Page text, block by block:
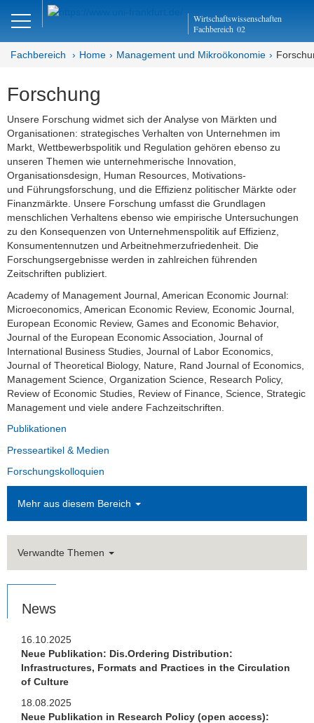
Wirtschaftswissenschaften
Fachbereich 02
DE Close
Management und
Mikroökonomie
Welcome
Mission Statement
Aktuelles
Forschung
Forschungskolloquien
Publikationen
Studium
Stellen­ausschreibungen
FLEX
Kontakt
Fachbereich Home Management und Mikroökonomie
Forschung
Unsere Forschung widmet sich der Analyse von Märkten und
Organisationen: strategisches Verhalten von Unternehmen im
Markt, Wettbewerbspolitik und Regulation gehören ebenso zu
unseren Themen wie unternehmerische Innovation,
Organisationsdesign, Human Resources, Motivations-
und Führungsforschung, und die Effizienz politischer Märkte oder
Finanzmärkte. Unsere Forschung umfasst die Grundlagen
menschlichen Verhaltens ebenso wie empirische Untersuchungen
zu den Konsequenzen von Unternehmenspolitik auf Effizienz,
Konsumentennutzen und Arbeitnehmerzufriedenheit. Die
Forschungsergebnisse werden in zahlreichen führenden
Zeitschriften publiziert.
Academy of Management Journal, American Economic Journal:
Microeconomics, American Economic Review, Economic Journal,
European Economic Review, Games and Economic Behavior,
Journal of the European Economic Association, Journal of
International Business Studies, Journal of Labor Economics,
Journal of Theoretical Biology, Nature, Rand Journal of Economics,
Management Science, Organization Science, Research Policy,
Review of Economic Studies, Review of Finance, Science, Strategic
Management und viele andere Fachzeitschriften.
Publikationen
Presseartikel & Medien
Forschungskolloquien
Mehr aus diesem Bereich
Verwandte Themen
News
16.10.2025
Neue Publikation: Dis.Ordering Distribution:
Infrastructures, Formats and Practices in the Circulation
of Culture
18.08.2025
Neue Publikation in Research Policy (open access):